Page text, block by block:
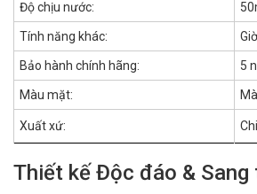
Độ chịu nước:
Tính năng khác:
Bảo hành chính hãng: 5
Màu mặt:
Xuất xứ:
Thiết kế Độc đáo & Sang